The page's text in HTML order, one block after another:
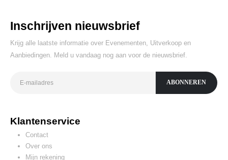
Inschrijven nieuwsbrief
Krijg alle laatste informatie over Evenementen, Uitverkoop en
Aanbiedingen. Meld u vandaag nog aan voor de nieuwsbrief.
Klantenservice
Contact
Over ons
Mijn rekening